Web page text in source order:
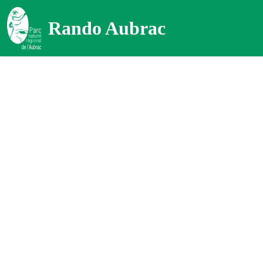
Rando Aubrac